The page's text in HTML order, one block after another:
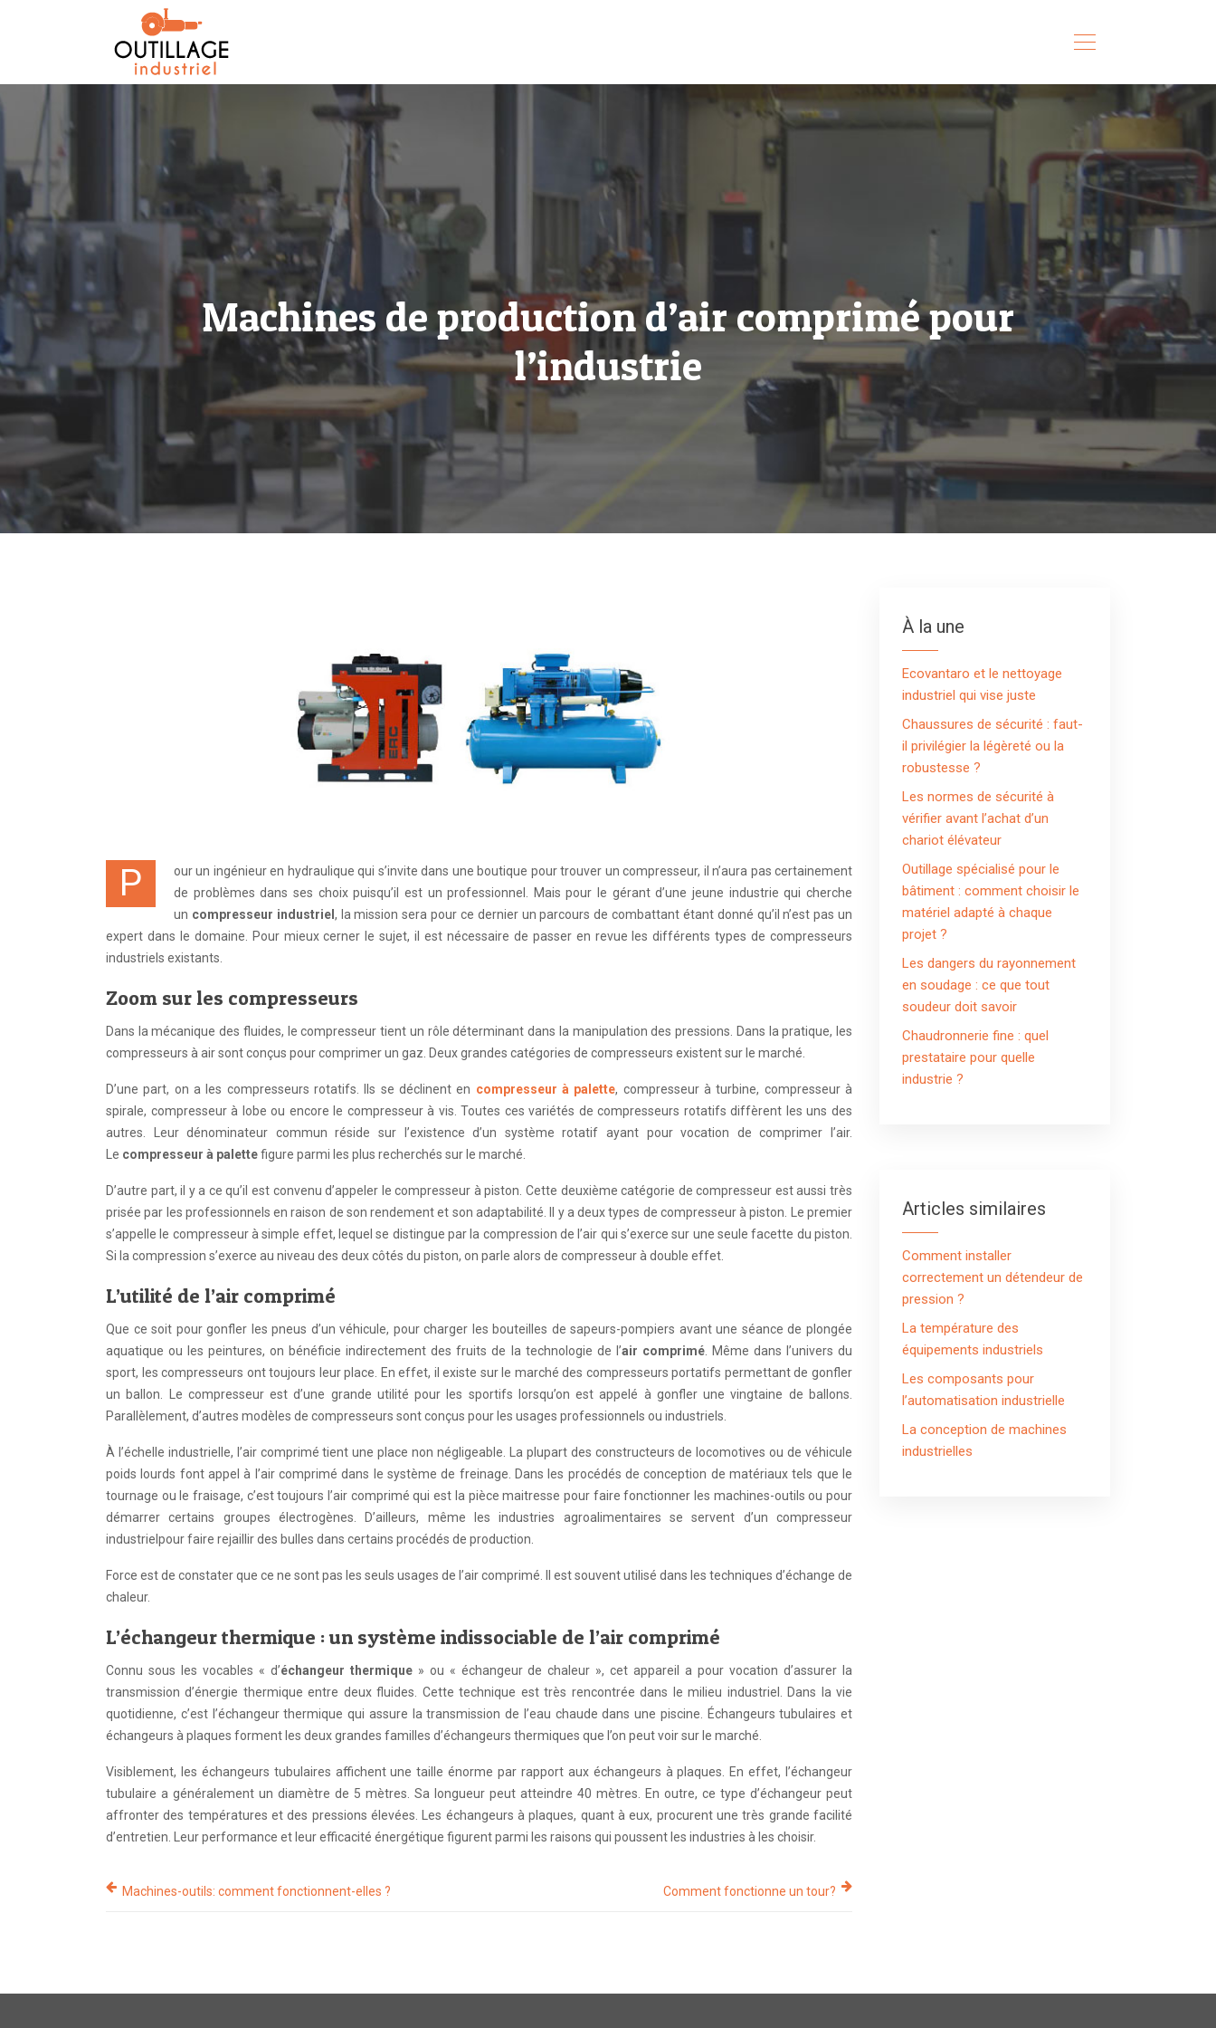
Machines de production d’air comprimé pour
l’industrie
Pour un ingénieur en hydraulique qui s’invite dans une boutique pour trouver un compresseur, il n’aura pas certainement
de problèmes dans ses choix puisqu’il est un professionnel. Mais pour le gérant d’une jeune industrie qui cherche
un compresseur industriel , la mission sera pour ce dernier un parcours de combattant étant donné qu’il n’est pas un
expert dans le domaine. Pour mieux cerner le sujet, il est nécessaire de passer en revue les différents types de compresseurs
industriels existants.
Zoom sur les compresseurs
Dans la mécanique des fluides, le compresseur tient un rôle déterminant dans la manipulation des pressions. Dans la pratique, les
compresseurs à air sont conçus pour comprimer un gaz. Deux grandes catégories de compresseurs existent sur le marché.
D’une part, on a les compresseurs rotatifs. Ils se déclinent en compresseur à palette, compresseur à turbine, compresseur à
spirale, compresseur à lobe ou encore le compresseur à vis. Toutes ces variétés de compresseurs rotatifs diffèrent les uns des
autres. Leur dénominateur commun réside sur l’existence d’un système rotatif ayant pour vocation de comprimer l’air.
Le compresseur à palettefigure parmi les plus recherchés sur le marché.
D’autre part, il y a ce qu’il est convenu d’appeler le compresseur à piston. Cette deuxième catégorie de compresseur est aussi très
prisée par les professionnels en raison de son rendement et son adaptabilité. Il y a deux types de compresseur à piston. Le premier
s’appelle le compresseur à simple effet, lequel se distingue par la compression de l’air qui s’exerce sur une seule facette du piston.
Si la compression s’exerce au niveau des deux côtés du piston, on parle alors de compresseur à double effet.
L’utilité de l’air comprimé
Que ce soit pour gonfler les pneus d’un véhicule, pour charger les bouteilles de sapeurs-pompiers avant une séance de plongée
aquatique ou les peintures, on bénéficie indirectement des fruits de la technologie de l’air comprimé. Même dans l’univers du
sport, les compresseurs ont toujours leur place. En effet, il existe sur le marché des compresseurs portatifs permettant de gonfler
un ballon. Le compresseur est d’une grande utilité pour les sportifs lorsqu’on est appelé à gonfler une vingtaine de ballons.
Parallèlement, d’autres modèles de compresseurs sont conçus pour les usages professionnels ou industriels.
À l’échelle industrielle, l’air comprimé tient une place non négligeable. La plupart des constructeurs de locomotives ou de véhicule
poids lourds font appel à l’air comprimé dans le système de freinage. Dans les procédés de conception de matériaux tels que le
tournage ou le fraisage, c’est toujours l’air comprimé qui est la pièce maitresse pour faire fonctionner les machines-outils ou pour
démarrer certains groupes électrogènes. D’ailleurs, même les industries agroalimentaires se servent d’un compresseur
industrielpour faire rejaillir des bulles dans certains procédés de production.
Force est de constater que ce ne sont pas les seuls usages de l’air comprimé. Il est souvent utilisé dans les techniques d’échange de
chaleur.
L’échangeur thermique : un système indissociable de l’air comprimé
Connu sous les vocables « d’échangeur thermique» ou « échangeur de chaleur », cet appareil a pour vocation d’assurer la
transmission d’énergie thermique entre deux fluides. Cette technique est très rencontrée dans le milieu industriel. Dans la vie
quotidienne, c’est l’échangeur thermique qui assure la transmission de l’eau chaude dans une piscine. Échangeurs tubulaires et
échangeurs à plaques forment les deux grandes familles d’échangeurs thermiques que l’on peut voir sur le marché.
Visiblement, les échangeurs tubulaires affichent une taille énorme par rapport aux échangeurs à plaques. En effet, l’échangeur
tubulaire a généralement un diamètre de 5 mètres. Sa longueur peut atteindre 40 mètres. En outre, ce type d’échangeur peut
affronter des températures et des pressions élevées. Les échangeurs à plaques, quant à eux, procurent une très grande facilité
d’entretien. Leur performance et leur efficacité énergétique figurent parmi les raisons qui poussent les industries à les choisir.
Machines-outils: comment fonctionnent-elles ? Comment fonctionne un tour?
À la une
Ecovantaro et le nettoyage
industriel qui vise juste
Chaussures de sécurité : faut-
il privilégier la légèreté ou la
robustesse ?
Les normes de sécurité à
vérifier avant l’achat d’un
chariot élévateur
Outillage spécialisé pour le
bâtiment : comment choisir le
matériel adapté à chaque
projet ?
Les dangers du rayonnement
en soudage : ce que tout
soudeur doit savoir
Chaudronnerie fine : quel
prestataire pour quelle
industrie ?
Articles similaires
Comment installer
correctement un détendeur de
pression ?
La température des
équipements industriels
Les composants pour
l’automatisation industrielle
La conception de machines
industrielles